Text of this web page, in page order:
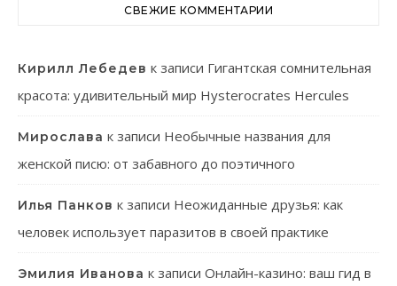
СВЕЖИЕ КОММЕНТАРИИ
Кирилл Лебедев к записи Гигантская сомнительная
красота: удивительный мир Hysterocrates Hercules
Мирослава к записи Необычные названия для
женской писю: от забавного до поэтичного
Илья Панков к записи Неожиданные друзья: как
человек использует паразитов в своей практике
Эмилия Иванова к записи Онлайн-казино: ваш гид в